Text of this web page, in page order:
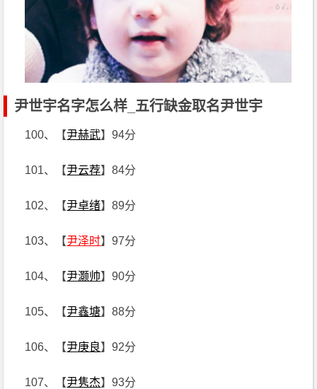
尹世宇名字怎么样_五行缺金取名尹世宇
100、【尹赫武】94分
101、【尹云荐】84分
102、【尹卓绪】89分
103、【尹泽时】97分
104、【尹灏帅】90分
105、【尹鑫塘】88分
106、【尹庚良】92分
107、【尹隽杰】93分